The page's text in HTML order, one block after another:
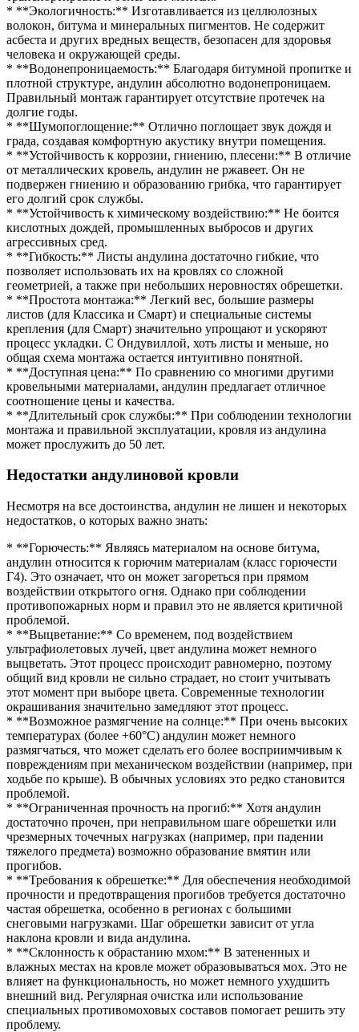
* **Экологичность:** Изготавливается из целлюлозных
волокон, битума и минеральных пигментов. Не содержит
асбеста и других вредных веществ, безопасен для здоровья
человека и окружающей среды.
* **Водонепроницаемость:** Благодаря битумной пропитке и
плотной структуре, андулин абсолютно водонепроницаем.
Правильный монтаж гарантирует отсутствие протечек на
долгие годы.
* **Шумопоглощение:** Отлично поглощает звук дождя и
града, создавая комфортную акустику внутри помещения.
* **Устойчивость к коррозии, гниению, плесени:** В отличие
от металлических кровель, андулин не ржавеет. Он не
подвержен гниению и образованию грибка, что гарантирует
его долгий срок службы.
* **Устойчивость к химическому воздействию:** Не боится
кислотных дождей, промышленных выбросов и других
агрессивных сред.
* **Гибкость:** Листы андулина достаточно гибкие, что
позволяет использовать их на кровлях со сложной
геометрией, а также при небольших неровностях обрешетки.
* **Простота монтажа:** Легкий вес, большие размеры
листов (для Классика и Смарт) и специальные системы
крепления (для Смарт) значительно упрощают и ускоряют
процесс укладки. С Ондувиллой, хоть листы и меньше, но
общая схема монтажа остается интуитивно понятной.
* **Доступная цена:** По сравнению со многими другими
кровельными материалами, андулин предлагает отличное
соотношение цены и качества.
* **Длительный срок службы:** При соблюдении технологии
монтажа и правильной эксплуатации, кровля из андулина
может прослужить до 50 лет.
Недостатки андулиновой кровли
Несмотря на все достоинства, андулин не лишен и некоторых
недостатков, о которых важно знать:
* **Горючесть:** Являясь материалом на основе битума,
андулин относится к горючим материалам (класс горючести
Г4). Это означает, что он может загореться при прямом
воздействии открытого огня. Однако при соблюдении
противопожарных норм и правил это не является критичной
проблемой.
* **Выцветание:** Со временем, под воздействием
ультрафиолетовых лучей, цвет андулина может немного
выцветать. Этот процесс происходит равномерно, поэтому
общий вид кровли не сильно страдает, но стоит учитывать
этот момент при выборе цвета. Современные технологии
окрашивания значительно замедляют этот процесс.
* **Возможное размягчение на солнце:** При очень высоких
температурах (более +60°C) андулин может немного
размягчаться, что может сделать его более восприимчивым к
повреждениям при механическом воздействии (например, при
ходьбе по крыше). В обычных условиях это редко становится
проблемой.
* **Ограниченная прочность на прогиб:** Хотя андулин
достаточно прочен, при неправильном шаге обрешетки или
чрезмерных точечных нагрузках (например, при падении
тяжелого предмета) возможно образование вмятин или
прогибов.
* **Требования к обрешетке:** Для обеспечения необходимой
прочности и предотвращения прогибов требуется достаточно
частая обрешетка, особенно в регионах с большими
снеговыми нагрузками. Шаг обрешетки зависит от угла
наклона кровли и вида андулина.
* **Склонность к обрастанию мхом:** В затененных и
влажных местах на кровле может образовываться мох. Это не
влияет на функциональность, но может немного ухудшить
внешний вид. Регулярная очистка или использование
специальных противомоховых составов помогает решить эту
проблему.